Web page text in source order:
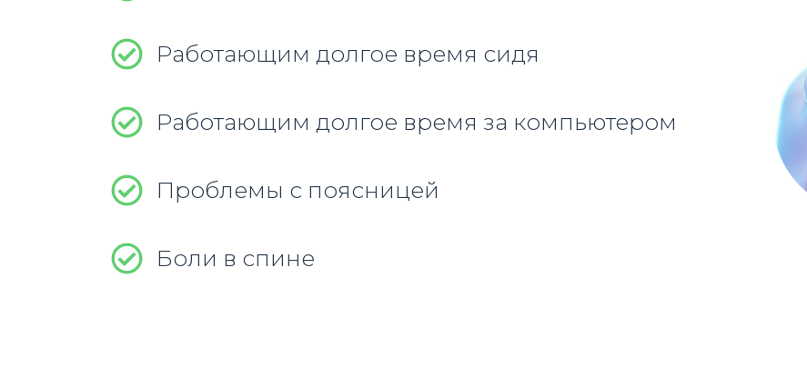
Работающим долгое время сидя
Работающим долгое время за компьютером
Проблемы с поясницей
Боли в спине